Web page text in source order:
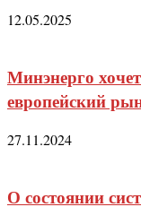
12.05.2025
Минэнерго
европейский
27.11.2024
О состоянии